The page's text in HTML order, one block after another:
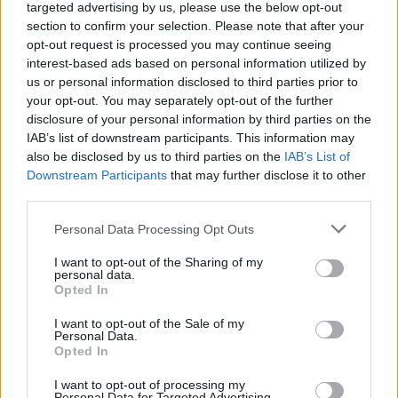
targeted advertising by us, please use the below opt-out
section to confirm your selection. Please note that after your
opt-out request is processed you may continue seeing
interest-based ads based on personal information utilized by
us or personal information disclosed to third parties prior to
your opt-out. You may separately opt-out of the further
disclosure of your personal information by third parties on the
IAB’s list of downstream participants. This information may
also be disclosed by us to third parties on the IAB’s List of
Downstream Participants that may further disclose it to other
Please note that this website/app uses one or more Google
not limited to your visit or usage behaviour. You may click to
grant or deny consent to Google and its third-party tags to
use your data for below specified purposes in below Google
consent section.
Personal Data Processing Opt Outs
I want to opt-out of the Sharing of my
personal data.
Opted In
I want to opt-out of the Sale of my
Personal Data.
Opted In
I want to opt-out of processing my
vagyunk túl. Mi szerencsésnek érezzük magunkat, hogy
egy ilyen hosszú menetben folyamatosan aktívak és
pozitívak maradtunk. Most azonban egy olyan
periódus következik, amiben a koncertezés szünetel és
önmagunkra figyelünk, átgondoljuk a múltat és
remélhetőleg rátalálunk arra az útra, amin tovább
szeretnénk haladni”- üzeni a teljes zenekar.
Itt tartja a Republic is 25 éves jubileumi koncertjét
szeptember 19-én, ahol három órás ünnepi bulival
tisztelegnek a múlt, a barátok, a rajongók és egymás
„Rajzoljunk Álmokat!” című dupla aranylemezes
albumuk pár dala is. Az ingyenes koncertre máris
betelt a regisztráció. És máris elérkeztünk a Park
záró hetéhez, ahol halk ajtóbecsukás helyett egy
igazi fesztivállal, a Kapuzárási Piknik fesztivállal
búcsúztathatjuk kedvenc
szabadtéri szórakozóhelyünket négy napon át,